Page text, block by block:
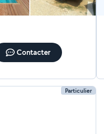
Contacter
Particulier